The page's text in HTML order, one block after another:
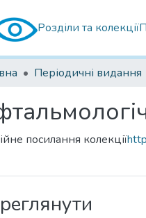
Розділи та колекції
Періодичні видання
посилання колекції